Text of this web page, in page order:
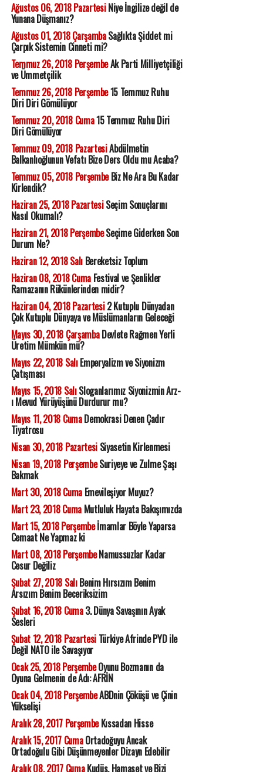
Ağustos 06, 2018 PazartesiNiye İngilize değil de
Yunana Düşmanız?
Ağustos 01, 2018 ÇarşambaSağlıkta Şiddet mi
Çarpık Sistemin Cinneti mi?
Temmuz 26, 2018 PerşembeAk Parti Milliyetçiliği
ve Ümmetçilik
Temmuz 26, 2018 Perşembe15 Temmuz Ruhu
Diri Diri Gömülüyor
Temmuz 20, 2018 Cuma15 Temmuz Ruhu Diri
Diri Gömülüyor
Temmuz 09, 2018 PazartesiAbdülmetin
Balkanlıoğlunun Vefatı Bize Ders Oldu mu Acaba?
Temmuz 05, 2018 PerşembeBiz Ne Ara Bu Kadar
Kirlendik?
Haziran 25, 2018 PazartesiSeçim Sonuçlarını
Nasıl Okumalı?
Haziran 21, 2018 PerşembeSeçime Giderken Son
Durum Ne?
Haziran 12, 2018 SalıBereketsiz Toplum
Haziran 08, 2018 CumaFestival ve Şenlikler
Ramazanın Rükünlerinden midir?
Haziran 04, 2018 Pazartesi2 Kutuplu Dünyadan
Çok Kutuplu Dünyaya ve Müslümanların Geleceği
Mayıs 30, 2018 ÇarşambaDevlete Rağmen Yerli
Üretim Mümkün mü?
Mayıs 22, 2018 SalıEmperyalizm ve Siyonizm
Çatışması
Mayıs 15, 2018 SalıSloganlarımız Siyonizmin Arz-
ı Mevud Yürüyüşünü Durdurur mu?
Mayıs 11, 2018 CumaDemokrasi Denen Çadır
Tiyatrosu
Nisan 30, 2018 PazartesiSiyasetin Kirlenmesi
Nisan 19, 2018 PerşembeSuriyeye ve Zulme Şaşı
Bakmak
Mart 30, 2018 CumaEmevileşiyor Muyuz?
Mart 23, 2018 CumaMutluluk Hayata Bakışımızda
Mart 15, 2018 Perşembeİmamlar Böyle Yaparsa
Cemaat Ne Yapmaz ki
Mart 08, 2018 PerşembeNamussuzlar Kadar
Cesur Değiliz
Şubat 27, 2018 SalıBenim Hırsızım Benim
Arsızım Benim Beceriksizim
Şubat 16, 2018 Cuma3. Dünya Savaşının Ayak
Sesleri
Şubat 12, 2018 PazartesiTürkiye Afrinde PYD ile
Değil NATO ile Savaşıyor
Ocak 25, 2018 PerşembeOyunu Bozmanın da
Oyuna Gelmenin de Adı: AFRİN
Ocak 04, 2018 PerşembeABDnin Çöküşü ve Çinin
Yükselişi
Aralık 28, 2017 PerşembeKıssadan Hisse
Aralık 15, 2017 CumaOrtadoğuyu Ancak
Ortadoğulu Gibi Düşünmeyenler Dizayn Edebilir
Aralık 08, 2017 CumaKudüs, Hamaset ve Bizi